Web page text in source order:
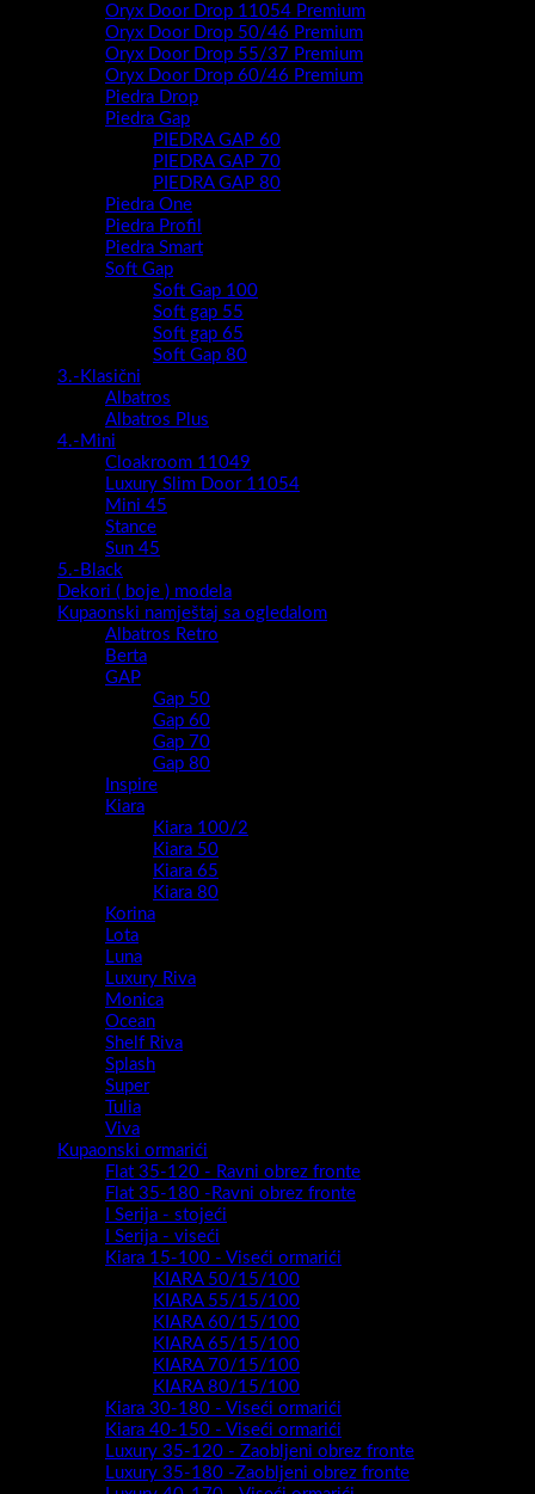
Oryx Door Drop 11054 Premium
Oryx Door Drop 50/46 Premium
Oryx Door Drop 55/37 Premium
Oryx Door Drop 60/46 Premium
Piedra Drop
Piedra Gap
PIEDRA GAP 60
PIEDRA GAP 70
PIEDRA GAP 80
Piedra One
Piedra Profil
Piedra Smart
Soft Gap
Soft Gap 100
Soft gap 55
Soft gap 65
Soft Gap 80
3.-Klasični
Albatros
Albatros Plus
4.-Mini
Cloakroom 11049
Luxury Slim Door 11054
Mini 45
Stance
Sun 45
5.-Black
Dekori ( boje ) modela
Kupaonski namještaj sa ogledalom
Albatros Retro
Berta
GAP
Gap 50
Gap 60
Gap 70
Gap 80
Inspire
Kiara
Kiara 100/2
Kiara 50
Kiara 65
Kiara 80
Korina
Lota
Luna
Luxury Riva
Monica
Ocean
Shelf Riva
Splash
Super
Tulia
Viva
Kupaonski ormarići
Flat 35-120 - Ravni obrez fronte
Flat 35-180 -Ravni obrez fronte
I Serija - stojeći
I Serija - viseći
Kiara 15-100 - Viseći ormarići
KIARA 50/15/100
KIARA 55/15/100
KIARA 60/15/100
KIARA 65/15/100
KIARA 70/15/100
KIARA 80/15/100
Kiara 30-180 - Viseći ormarići
Kiara 40-150 - Viseći ormarići
Luxury 35-120 - Zaobljeni obrez fronte
Luxury 35-180 -Zaobljeni obrez fronte